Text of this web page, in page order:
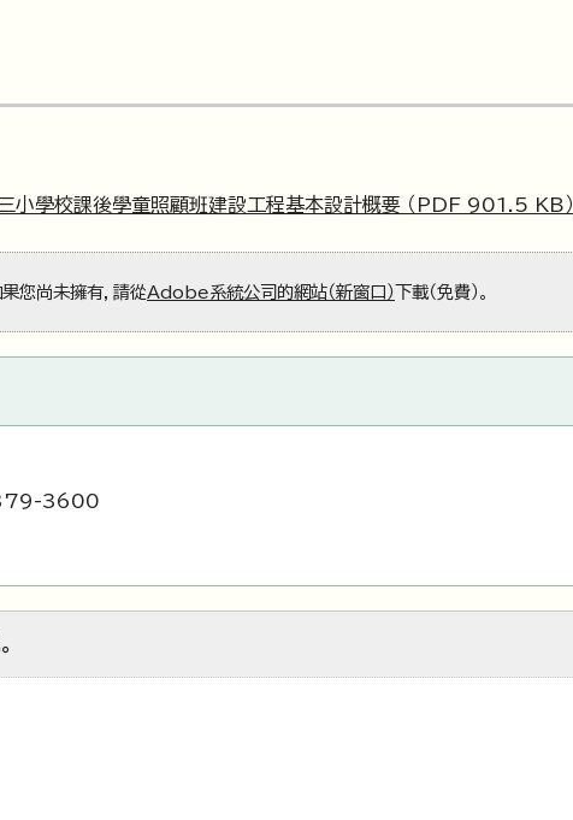
小學校課後學童照顧班建設工程基本設計概要 （PDF 901.5 KB）
您尚未擁有，請從Adobe系統公司的網站（新窗口） 下載（免費）。
3600